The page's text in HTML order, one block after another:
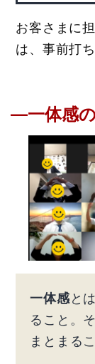
お客さまに
は、事前打
―一体感
一体感と
ること。
まとまる